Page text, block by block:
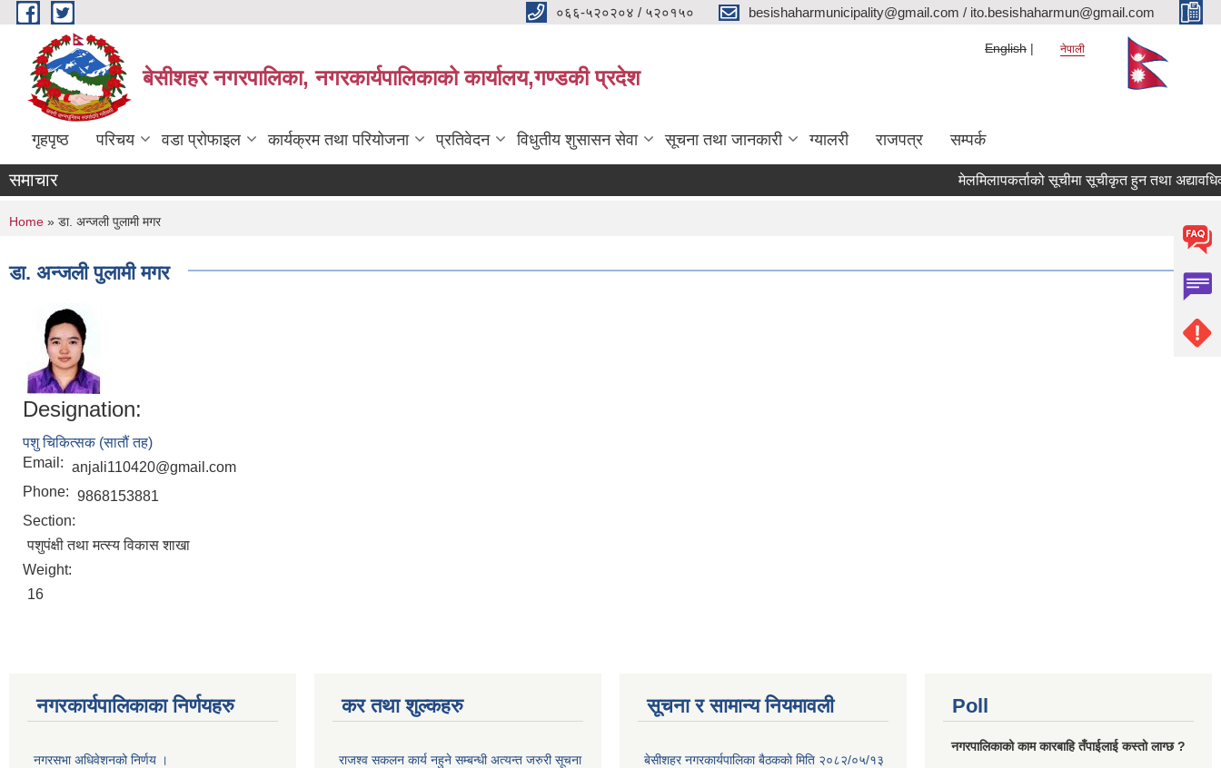
Skip to main content ०६६-५२०२०४ / ५२०१५० besishaharmunicipality@gmail.com / ito.besishaharmun@gmail.com
बेसीशहर नगरपालिका, नगरकार्यपालिकाको कार्यालय,गण्डकी प्रदेश
English नेपाली
गृहपृष्ठ परिचय वडा प्रोफाइल कार्यक्रम तथा परियोजना प्रतिवेदन विधुतीय शुसासन सेवा सूचना तथा जानकारी ग्यालरी राजपत्र सम्पर्क
समाचार मेलमिलापकर्ताको सूचीमा सूचीकृत हुन तथा अद्यावधिक
You are here
Home » डा. अन्जली पुलामी मगर
डा. अन्जली पुलामी मगर
Designation:
पशु चिकित्सक (सातौं तह)
Email: anjali110420@gmail.com
Phone: 9868153881
Section:
पशुपंक्षी तथा मत्स्य विकास शाखा
Weight:
16
नगरकार्यपालिकाका निर्णयहरु
नगरसभा अधिवेशनको निर्णय ।
कर तथा शुल्कहरु
राजश्व सकलन कार्य नहुने सम्बन्धी अत्यन्त जरुरी सूचना
सूचना र सामान्य नियमावली
बे‍‍सीशहर नगरकार्यपालिका बैठककाे मिति २०८२/०५/१३
Poll
नगरपालिकाको काम कारबाहि तँपाईलाई कस्तो लाग्छ ?